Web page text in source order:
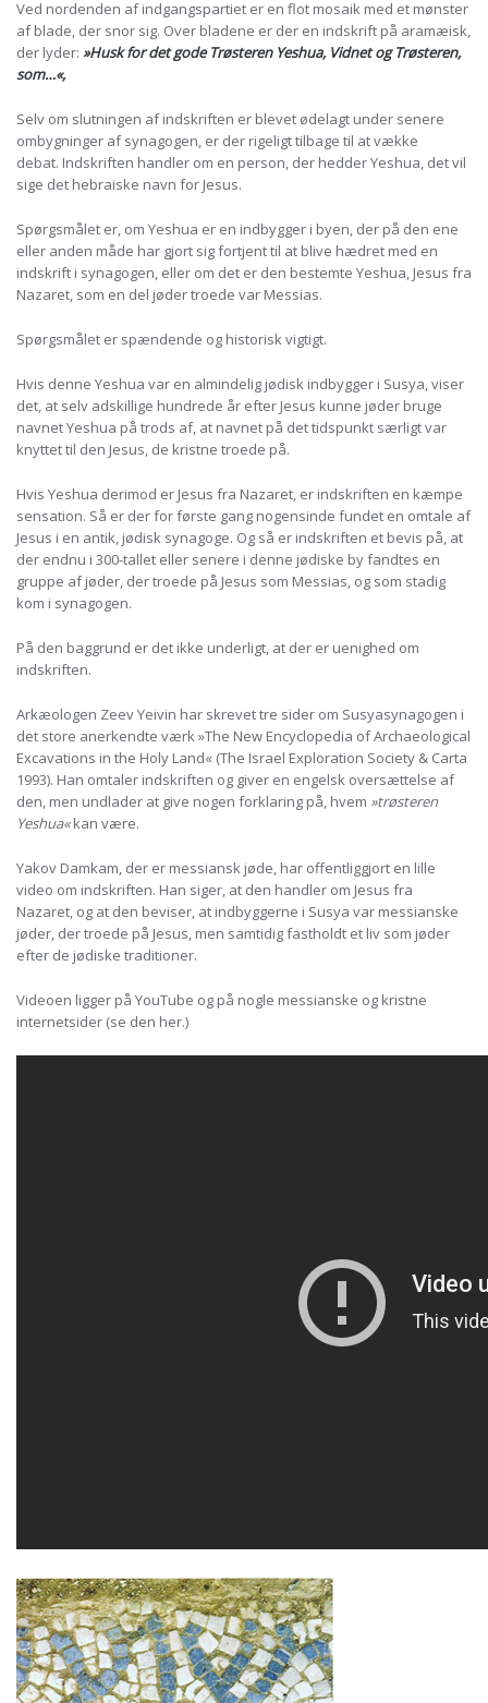
Ved nordenden af indgangspartiet er en flot mosaik med et mønster
af blade, der snor sig. Over bladene er der en indskrift på aramæisk,
der lyder: »Husk for det gode Trøsteren Yeshua, Vidnet og Trøsteren,
som…«,
Selv om slutningen af indskriften er blevet ødelagt under senere
ombygninger af synagogen, er der rigeligt tilbage til at vække
debat. Indskriften handler om en person, der hedder Yeshua, det vil
sige det hebraiske navn for Jesus.
Spørgsmålet er, om Yeshua er en indbygger i byen, der på den ene
eller anden måde har gjort sig fortjent til at blive hædret med en
indskrift i synagogen, eller om det er den bestemte Yeshua, Jesus fra
Nazaret, som en del jøder troede var Messias.
Spørgsmålet er spændende og historisk vigtigt.
Hvis denne Yeshua var en almindelig jødisk indbygger i Susya, viser
det, at selv adskillige hundrede år efter Jesus kunne jøder bruge
navnet Yeshua på trods af, at navnet på det tidspunkt særligt var
knyttet til den Jesus, de kristne troede på.
Hvis Yeshua derimod er Jesus fra Nazaret, er indskriften en kæmpe
sensation. Så er der for første gang nogensinde fundet en omtale af
Jesus i en antik, jødisk synagoge. Og så er indskriften et bevis på, at
der endnu i 300-tallet eller senere i denne jødiske by fandtes en
gruppe af jøder, der troede på Jesus som Messias, og som stadig
kom i synagogen.
På den baggrund er det ikke underligt, at der er uenighed om
indskriften.
Arkæologen Zeev Yeivin har skrevet tre sider om Susyasynagogen i
det store anerkendte værk »The New Encyclopedia of Archaeological
Excavations in the Holy Land« (The Israel Exploration Society & Carta
1993). Han omtaler indskriften og giver en engelsk oversættelse af
den, men undlader at give nogen forklaring på, hvem »trøsteren
Yeshua« kan være.
Yakov Damkam, der er messiansk jøde, har offentliggjort en lille
video om indskriften. Han siger, at den handler om Jesus fra
Nazaret, og at den beviser, at indbyggerne i Susya var messianske
jøder, der troede på Jesus, men samtidig fastholdt et liv som jøder
efter de jødiske traditioner.
Videoen ligger på YouTube og på nogle messianske og kristne
internetsider (se den her.)